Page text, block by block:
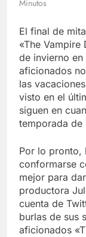
Minutos
El final de
«The Vampire
de invierno
aficionados
las
visto en el
siguen en
temporada de
Por lo pronto,
conformarse
mejor para
productora
cuenta de
burlas de sus
aficionados